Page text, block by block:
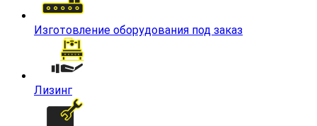
Изготовление оборудования под заказ
Лизинг